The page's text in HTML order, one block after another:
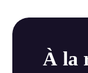
À la